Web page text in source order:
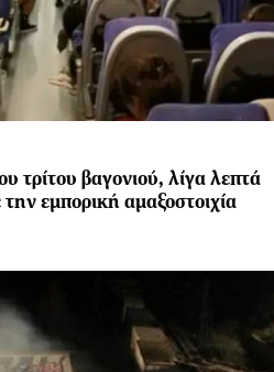
τρίτου βαγονιού, λίγα λεπτά
εμπορική αμαξοστοιχία